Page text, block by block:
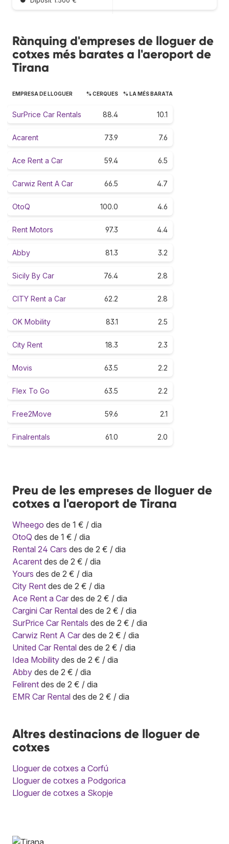
Rànquing d'empreses de lloguer de
cotxes més barates a l'aeroport de
Tirana
EMPRESA DE LLOGUER % CERQUES % LA MÉS BARATA
SurPrice Car Rentals 88.4 10.1
Acarent 73.9 7.6
Ace Rent a Car 59.4 6.5
Carwiz Rent A Car 66.5 4.7
OtoQ 100.0 4.6
Rent Motors 97.3 4.4
Abby 81.3 3.2
Sicily By Car 76.4 2.8
CITY Rent a Car 62.2 2.8
OK Mobility 83.1 2.5
City Rent 18.3 2.3
Movis 63.5 2.2
Flex To Go 63.5 2.2
Free2Move 59.6 2.1
Finalrentals 61.0 2.0
Preu de les empreses de lloguer de
cotxes a l'aeroport de Tirana
Wheego des de 1 € / dia
OtoQ des de 1 € / dia
Rental 24 Cars des de 2 € / dia
Acarent des de 2 € / dia
Yours des de 2 € / dia
City Rent des de 2 € / dia
Ace Rent a Car des de 2 € / dia
Cargini Car Rental des de 2 € / dia
SurPrice Car Rentals des de 2 € / dia
Carwiz Rent A Car des de 2 € / dia
United Car Rental des de 2 € / dia
Idea Mobility des de 2 € / dia
Abby des de 2 € / dia
Felirent des de 2 € / dia
EMR Car Rental des de 2 € / dia
Altres destinacions de lloguer de
cotxes
Lloguer de cotxes a Corfú
Lloguer de cotxes a Podgorica
Lloguer de cotxes a Skopje